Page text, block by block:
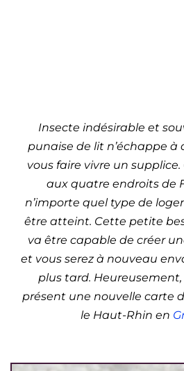
Insecte indésirable et
punaise de lit n’échappe à
vous faire vivre un
aux quatre endroits de
n’importe quel type de
être atteint. Cette petite
va être capable de créer
et vous serez à nouveau
plus tard. Heureusement,
présent une nouvelle carte
le Haut-Rhin en